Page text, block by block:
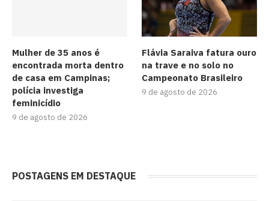
Mulher de 35 anos é
encontrada morta dentro
de casa em Campinas;
polícia investiga
feminicídio
9 de agosto de 2026
Flávia Saraiva fatura ouro
na trave e no solo no
Campeonato Brasileiro
9 de agosto de 2026
POSTAGENS EM DESTAQUE